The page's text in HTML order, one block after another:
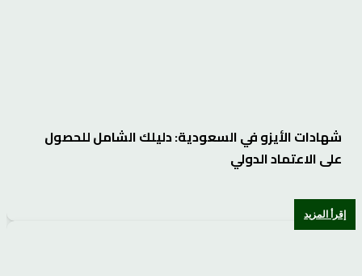
شهادات الأيزو في السعودية: دليلك الشامل للحصول
على الاعتماد الدولي
إقرأ المزيد